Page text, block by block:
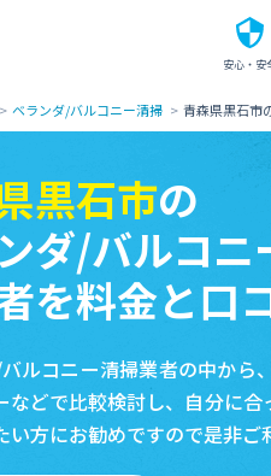
安心・安
ベランダ/バルコニー清掃 青森県黒石市
黒石市の
ダ/バルコニ
を料金と口
ルコニー清掃業者の中から
などで比較検討し、自分に
方にお勧めですので是非ご